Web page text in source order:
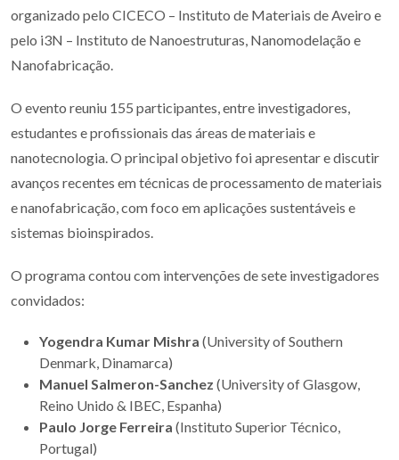
organizado pelo CICECO – Instituto de Materiais de Aveiro e
pelo i3N – Instituto de Nanoestruturas, Nanomodelação e
Nanofabricação.
O evento reuniu 155 participantes, entre investigadores,
estudantes e profissionais das áreas de materiais e
nanotecnologia. O principal objetivo foi apresentar e discutir
avanços recentes em técnicas de processamento de materiais
e nanofabricação, com foco em aplicações sustentáveis e
sistemas bioinspirados.
O programa contou com intervenções de sete investigadores
convidados:
Yogendra Kumar Mishra (University of Southern
Denmark, Dinamarca)
Manuel Salmeron-Sanchez (University of Glasgow,
Reino Unido & IBEC, Espanha)
Paulo Jorge Ferreira (Instituto Superior Técnico,
Portugal)